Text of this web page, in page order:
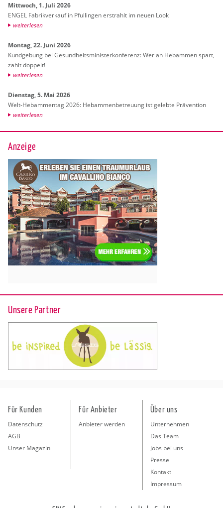
Mitt­woch, 1. Juli 2026
ENGEL Fa­brik­ver­kauf in Pful­lin­gen er­strahlt im neuen Look
wei­ter­le­sen
Mon­tag, 22. Juni 2026
Kund­ge­bung bei Ge­sund­heits­mi­nis­ter­kon­fe­renz: Wer an Heb­am­men spart,
zahlt dop­pelt!
wei­ter­le­sen
Diens­tag, 5. Mai 2026
Welt-Heb­am­men­tag 2026: Heb­am­men­be­treu­ung ist ge­leb­te Prä­ven­ti­on
wei­ter­le­sen
Anzeige
Unsere Partner
Für Kunden
Datenschutz
AGB
Unser Magazin
Für Anbieter
Anbieter werden
Über uns
Unternehmen
Das Team
Jobs bei uns
Presse
Kontakt
Impressum